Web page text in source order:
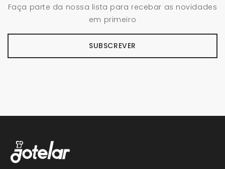
Faça parte da nossa lista para recebar as novidades
em primeiro
SUBSCREVER